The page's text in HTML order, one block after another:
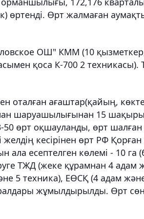
өртенді. Өрт жалмаған
ОШ" КММ (10 қызметкер,
қоса К-700 2 техникасы).
оталған ағаштар(қайың,
шаруашылығынан 15
өрт оқшауланды, өрт шалған
желдің кесірінен өрт РФ
есептелген көлемі - 10 га
ТЖД (жеке құрамнан 4 адам
5 техника), ЕӨСҚ (4 адам
жұмылдырылды. Өрт